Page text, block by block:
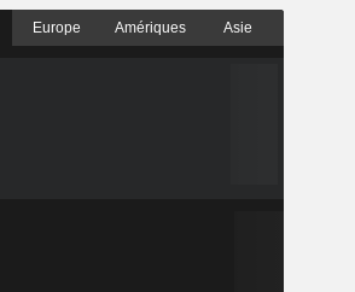
Europe Amériques Asie